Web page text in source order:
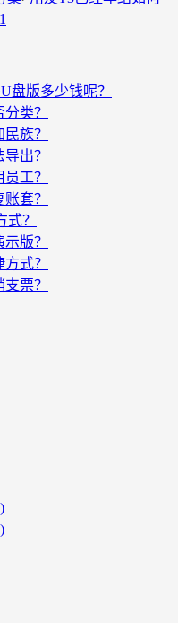
盘版多少钱呢？
类？
族？
出？
工？
套？
？
版？
式？
票？